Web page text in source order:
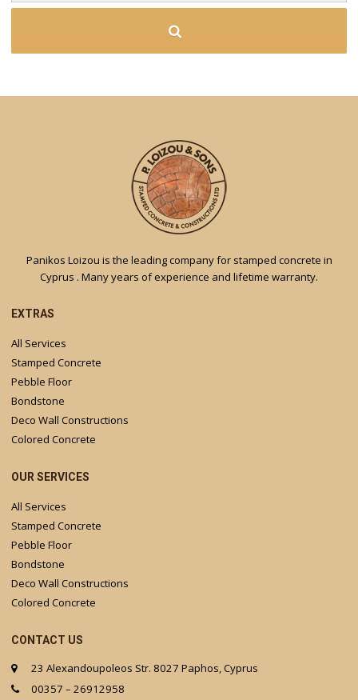
Panikos Loizou is the leading company for stamped concrete in
Cyprus . Many years of experience and lifetime warranty.
EXTRAS
All Services
Stamped Concrete
Pebble Floor
Bondstone
Deco Wall Constructions
Colored Concrete
OUR SERVICES
All Services
Stamped Concrete
Pebble Floor
Bondstone
Deco Wall Constructions
Colored Concrete
CONTACT US
23 Alexandoupoleos Str. 8027 Paphos, Cyprus
00357 – 26912958